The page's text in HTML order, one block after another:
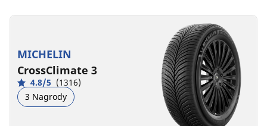
MICHELIN
CrossClimate 3
4.8/5 (1316)
3 Nagrody